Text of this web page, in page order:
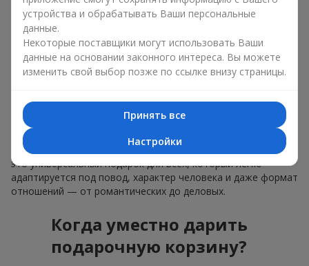
вы можете купить подарочные корзины. Подарочная
корзина с изысканными угощениями к празднику, фруктами,
вкусным чаем или даже алкогольными напитками
становится идеальным дополнением к цветам или
самостоятельным презентом. Идеальный набор,
чтобы всё это оказалось в ваших руках.
Купить подарочные корзины — это не просто приобрести
банальную вещь. Сегодня купить подарочные корзины —
это универсальный подарок для всех, который легко
адаптируется под повод, характер человека и даже формат
отношений — от романтических до деловых.
Когда уместно дарить
подарочную корзину?
устройства и обрабатывать Ваши персональные
данные.
Некоторые поставщики могут использовать Ваши
данные на основании законного интереса. Вы можете
изменить свой выбор позже по ссылке внизу страницы.
Принять все
Настройки